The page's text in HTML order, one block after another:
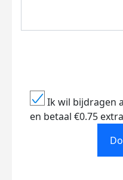
Ik wil bijdragen
en betaal €0.75